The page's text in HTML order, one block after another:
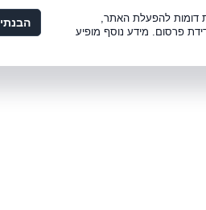
דומות להפעלת האתר,
פרסום. מידע נוסף מופיע
הבנתי